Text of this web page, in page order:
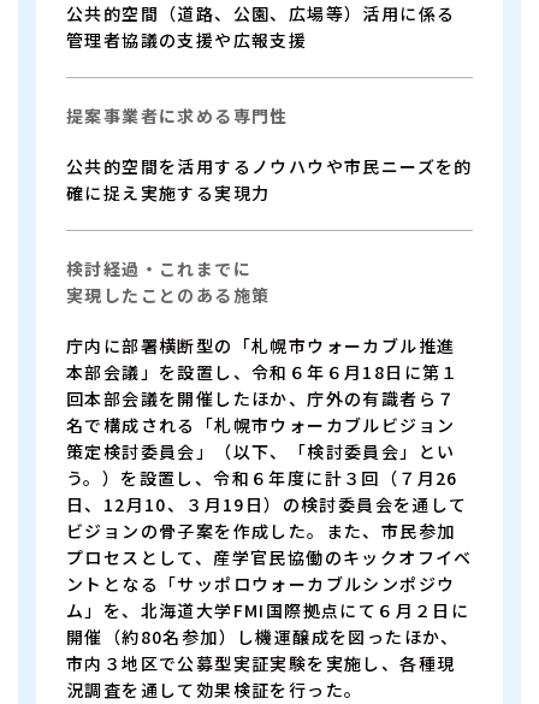
公共的空間（道路、公園、広場等）活用に係る
管理者協議の支援や広報支援
提案事業者に求める専門性
公共的空間を活用するノウハウや市民ニーズを的
確に捉え実施する実現力
検討経過・これまでに
実現したことのある施策
庁内に部署横断型の「札幌市ウォーカブル推進
本部会議」を設置し、令和６年６月18日に第１
回本部会議を開催したほか、庁外の有識者ら７
名で構成される「札幌市ウォーカブルビジョン
策定検討委員会」（以下、「検討委員会」とい
う。）を設置し、令和６年度に計３回（７月26
日、12月10、３月19日）の検討委員会を通して
ビジョンの骨子案を作成した。また、市民参加
プロセスとして、産学官民協働のキックオフイベ
ントとなる「サッポロウォーカブルシンポジウ
ム」を、北海道大学FMI国際拠点にて６月２日に
開催（約80名参加）し機運醸成を図ったほか、
市内３地区で公募型実証実験を実施し、各種現
況調査を通して効果検証を行った。